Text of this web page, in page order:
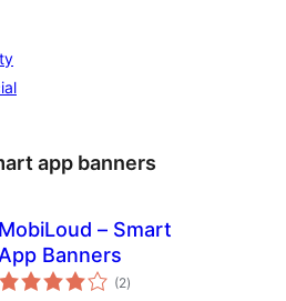
app banners
MobiLoud – Smart
App Banners
(2總
評)